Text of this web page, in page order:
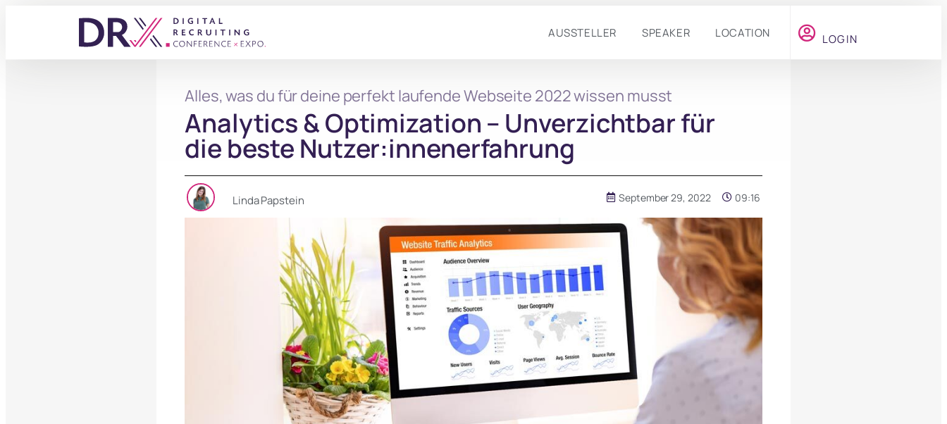
AUSSTELLER SPEAKER LOCATION LOGIN
Alles, was du für deine perfekt laufende Webseite 2022 wissen musst
Analytics & Optimization – Unverzichtbar für
die beste Nutzer:innenerfahrung
Linda Papstein September 29, 2022 09:16